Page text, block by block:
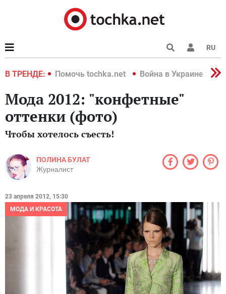
RU
В ТРЕНДЕ:
2022 Помочь tochka.net Война в Украине 2022
Мода 2012: "конфетные"
оттенки (фото)
Чтобы хотелось съесть!
ПОЛИНА БУЛАТ
Журналист
23 апреля 2012, 15:30
МОДА И КРАСОТА